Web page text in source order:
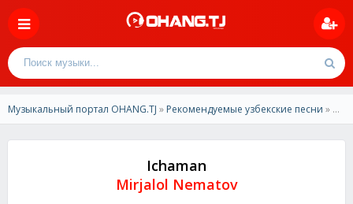
Музыкальный портал OHANG.TJ » Рекомендуемые узбекские песни » Mirjalol Nematov - Ichaman
Ichaman
Mirjalol Nematov